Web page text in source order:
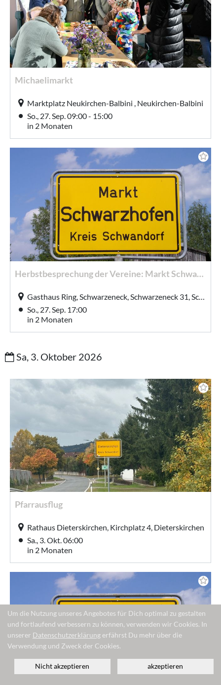
Michaelimarkt
Marktplatz Neukirchen-Balbini , Neukirchen-Balbini
So., 27. Sep. 09:00 - 15:00
in 2 Monaten
Herbstbesprechung der Vereine: Markt Schwarzhofen
Gasthaus Ring, Schwarzeneck, Schwarzeneck 31, Schwarzhofen
So., 27. Sep. 17:00
in 2 Monaten
Sa, 3. Oktober 2026
Pfarrausflug
Rathaus Dieterskirchen, Kirchplatz 4, Dieterskirchen
Sa., 3. Okt. 06:00
in 2 Monaten
Um die Nutzung unseres Angebotes für Dich optimal zu gestalten
und fortlaufend verbessern zu können, verwenden wir Cookies. In
unserer Datenschutzerklärung erfährst Du mehr über die
Verwendung und Zweck der Cookies.
Nicht akzeptieren akzeptieren